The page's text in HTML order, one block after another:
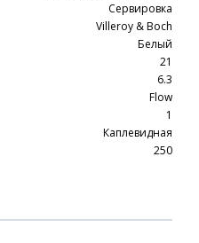
Сервировка
Villeroy & Boch
Белый
21
6.3
Flow
1
Каплевидная
250